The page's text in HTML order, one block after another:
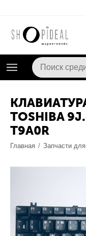
TOSHIBA
T9A0R
Главная / Запчасти